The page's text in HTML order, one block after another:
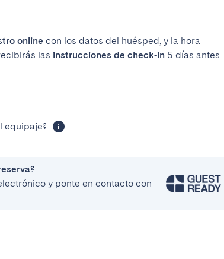
online con los datos del huésped, y la hora
las instrucciones de check-in 5 días antes
equipaje?
y ponte en contacto con